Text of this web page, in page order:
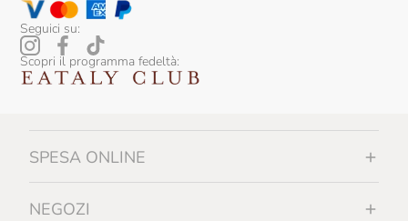
Seguici su:
Scopri il programma fedeltà:
SPESA ONLINE
NEGOZI